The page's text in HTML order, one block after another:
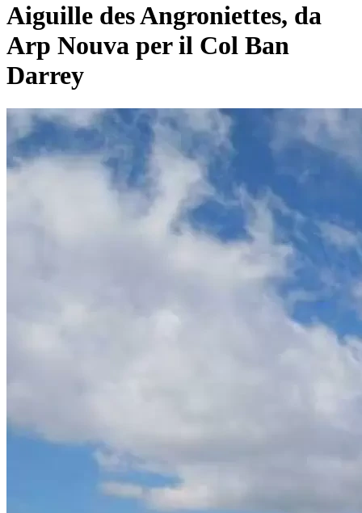
Aiguille des Angroniettes, da
Arp Nouva per il Col Ban
Darrey